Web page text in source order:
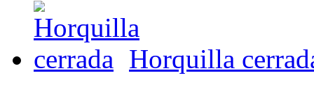
Horquilla